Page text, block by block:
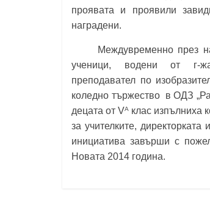
проявата и проявили
наградени.
Междувременно през
ученици, водени от г-
преподавател по
коледно тържество в ОДЗ
децата от VA клас изпълниха
за учителките,
инициатива завърши с
Новата 2014 година.